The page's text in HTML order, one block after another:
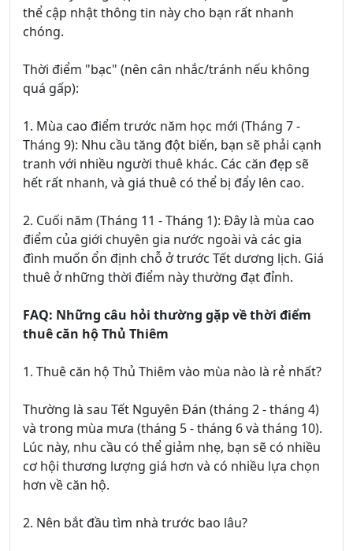
thể cập nhật thông tin này cho bạn rất nhanh
chóng.
Thời điểm "bạc" (nên cân nhắc/tránh nếu không
quá gấp):
1. Mùa cao điểm trước năm học mới (Tháng 7 -
Tháng 9): Nhu cầu tăng đột biến, bạn sẽ phải cạnh
tranh với nhiều người thuê khác. Các căn đẹp sẽ
hết rất nhanh, và giá thuê có thể bị đẩy lên cao.
2. Cuối năm (Tháng 11 - Tháng 1): Đây là mùa cao
điểm của giới chuyên gia nước ngoài và các gia
đình muốn ổn định chỗ ở trước Tết dương lịch. Giá
thuê ở những thời điểm này thường đạt đỉnh.
FAQ: Những câu hỏi thường gặp về thời điểm
thuê căn hộ Thủ Thiêm
1. Thuê căn hộ Thủ Thiêm vào mùa nào là rẻ nhất?
Thường là sau Tết Nguyên Đán (tháng 2 - tháng 4)
và trong mùa mưa (tháng 5 - tháng 6 và tháng 10).
Lúc này, nhu cầu có thể giảm nhẹ, bạn sẽ có nhiều
cơ hội thương lượng giá hơn và có nhiều lựa chọn
hơn về căn hộ.
2. Nên bắt đầu tìm nhà trước bao lâu?